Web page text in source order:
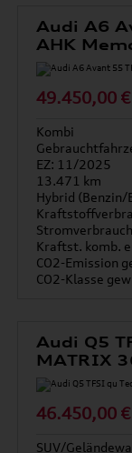
Audi A6
AHK
49.450,00 €
Kombi
EZ: 11/2025
13.471 km
Hybrid (Benzin/
Audi Q5
MATRIX
46.450,00 €
SUV/